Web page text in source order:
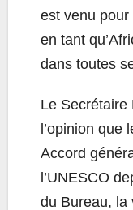
est venu
en tant
dans toutes
Le Secrétaire
l’opinion que
Accord
l’UNESCO
du Bureau, la